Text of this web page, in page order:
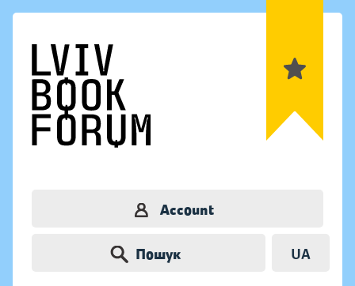
Account
Пошук UA